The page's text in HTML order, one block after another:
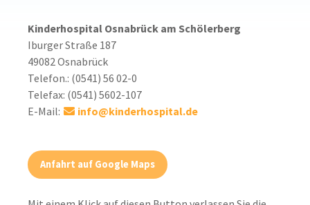
Kinderhospital Osnabrück am Schölerberg
Iburger Straße 187
49082 Osnabrück
Telefon.: (0541) 56 02-0
Telefax: (0541) 5602-107
E-Mail:
info@kinderhospital.de
Anfahrt auf Google Maps